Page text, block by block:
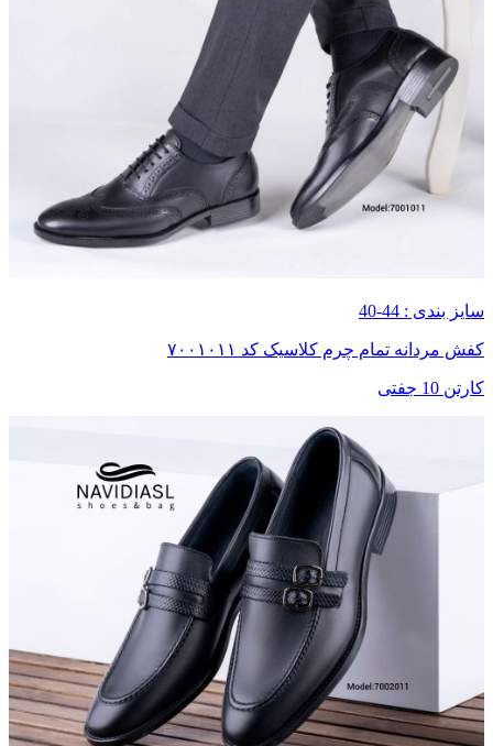
سایز بندی : 44-40
کفش مردانه تمام چرم کلاسیک کد ۷۰۰۱۰۱۱
کارتن 10 جفتی